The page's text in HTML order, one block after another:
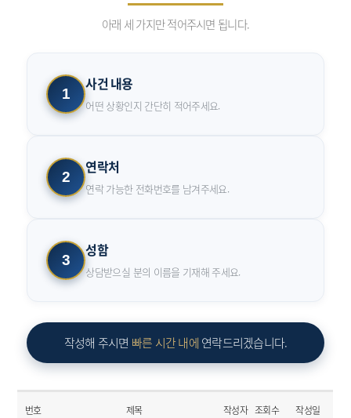
아래 세 가지만 적어주시면 됩니다.
1
사건 내용
어떤 상황인지 간단히 적어주세요.
2
연락처
연락 가능한 전화번호를 남겨주세요.
3
성함
상담받으실 분의 이름을 기재해 주세요.
작성해 주시면 빠른 시간 내에 연락드리겠습니다.
번호 제목 작성자 조회수 작성일